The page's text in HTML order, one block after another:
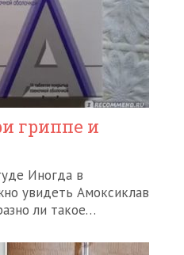
гриппе и
Иногда в
увидеть Амоксиклав
ли такое…